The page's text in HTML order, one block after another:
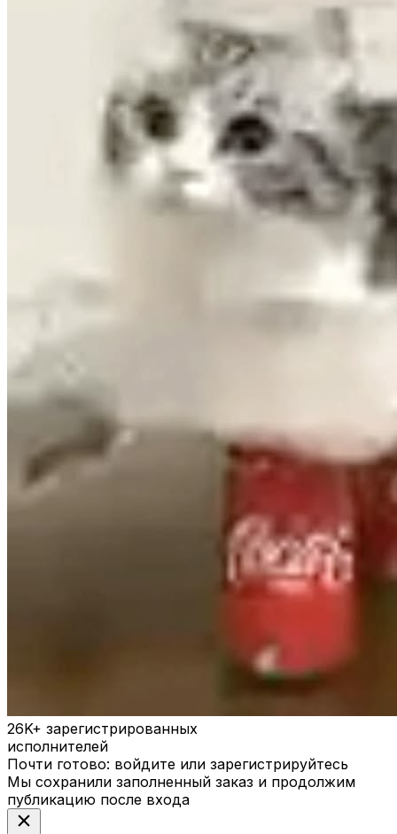
26K+ зарегистрированных
исполнителей
Почти готово: войдите или зарегистрируйтесь
Мы сохранили заполненный заказ и продолжим
публикацию после входа
close